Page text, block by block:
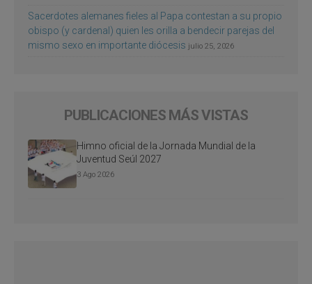
Sacerdotes alemanes fieles al Papa contestan a su propio
obispo (y cardenal) quien les orilla a bendecir parejas del
mismo sexo en importante diócesis julio 25, 2026
PUBLICACIONES MÁS VISTAS
Himno oficial de la Jornada Mundial de la
Juventud Seúl 2027
3 Ago 2026